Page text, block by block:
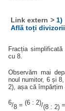
Link extern > 1)
Află toți
Fracția
cu 8.
Observăm mai
noul numitor, 6 și
2), așa că împărțim
6/8 =(6 : 2)/(8 : 2)